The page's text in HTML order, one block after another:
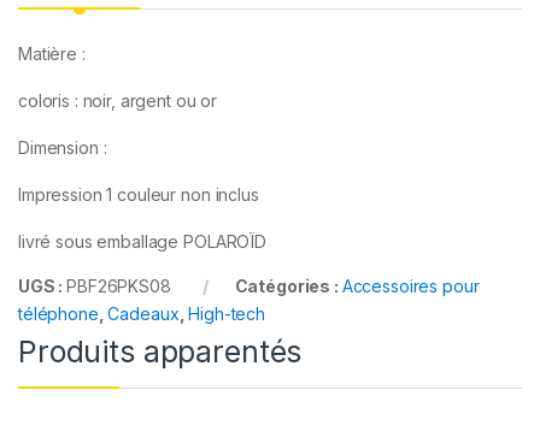
Matière :
coloris : noir, argent ou or
Dimension :
Impression 1 couleur non inclus
livré sous emballage POLAROÏD
UGS :PBF26PKS08 Catégories : Accessoires pour
téléphone ,Cadeaux ,High-tech
Produits apparentés